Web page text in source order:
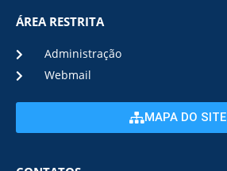
ÁREA RESTRITA
Administração
Webmail
MAPA DO SITE